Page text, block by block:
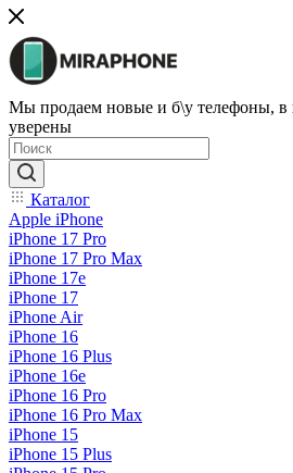
Мы продаем новые и б\у телефоны, в
уверены
Каталог
Apple iPhone
iPhone 17 Pro
iPhone 17 Pro Max
iPhone 17e
iPhone 17
iPhone Air
iPhone 16
iPhone 16 Plus
iPhone 16e
iPhone 16 Pro
iPhone 16 Pro Max
iPhone 15
iPhone 15 Plus